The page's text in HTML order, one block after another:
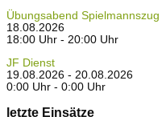
Übungsabend Spielmannszug
18.08.2026
18:00 Uhr - 20:00 Uhr
JF Dienst
19.08.2026 - 20.08.2026
0:00 Uhr - 0:00 Uhr
letzte Einsätze